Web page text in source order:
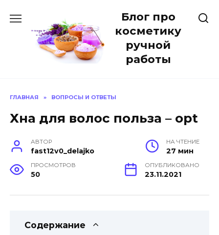
содержанию
Блог про
косметику
ручной
работы
ГЛАВНАЯ » ВОПРОСЫ И ОТВЕТЫ
Хна для волос польза – opt
АВТОР
fast12v0_delajko
НА ЧТЕНИЕ
27 мин
ПРОСМОТРОВ
50
ОПУБЛИКОВАНО
23.11.2021
Содержание